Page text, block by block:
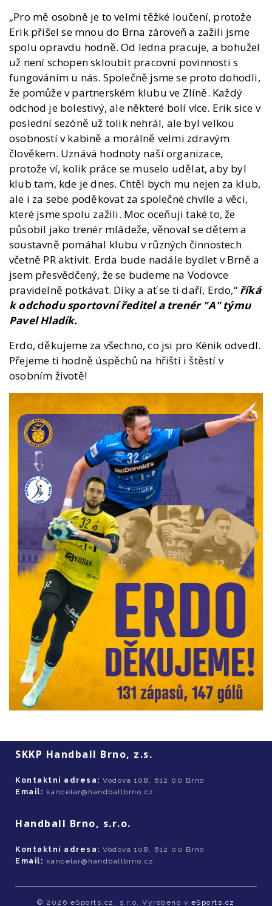
„Pro mě osobně je to velmi těžké loučení, protože
Erik přišel se mnou do Brna zároveň a zažili jsme
spolu opravdu hodně. Od ledna pracuje, a bohužel
už není schopen skloubit pracovní povinnosti s
fungováním u nás. Společně jsme se proto dohodli,
že pomůže v partnerském klubu ve Zlíně. Každý
odchod je bolestivý, ale některé bolí více. Erik sice v
poslední sezóně už tolik nehrál, ale byl velkou
osobností v kabině a morálně velmi zdravým
člověkem. Uznává hodnoty naší organizace,
protože ví, kolik práce se muselo udělat, aby byl
klub tam, kde je dnes. Chtěl bych mu nejen za klub,
ale i za sebe poděkovat za společné chvíle a věci,
které jsme spolu zažili. Moc oceňuji také to, že
působil jako trenér mládeže, věnoval se dětem a
soustavně pomáhal klubu v různých činnostech
včetně PR aktivit. Erda bude nadále bydlet v Brně a
jsem přesvědčený, že se budeme na Vodovce
pravidelně potkávat. Díky a ať se ti daří, Erdo,“ říká
k odchodu sportovní ředitel a trenér "A" týmu
Pavel Hladík.
Erdo, děkujeme za všechno, co jsi pro Kénik odvedl.
Přejeme ti hodně úspěchů na hřišti i štěstí v
osobním životě!
SKKP Handball Brno, z.s.
Kontaktní adresa: Vodova 108, 612 00 Brno
Email: kancelar@handballbrno.cz
Handball Brno, s.r.o.
Kontaktní adresa: Vodova 108, 612 00 Brno
Email: kancelar@handballbrno.cz
© 2026 eSports.cz, s.r.o. Vyrobeno v eSports.cz